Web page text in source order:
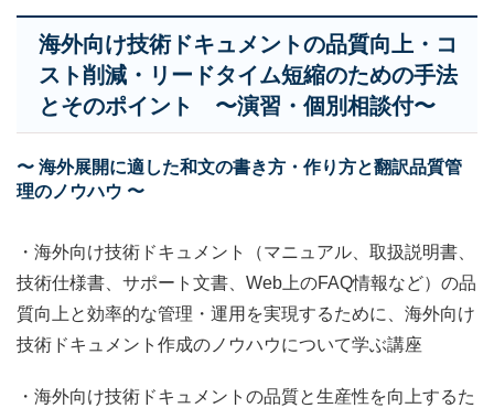
海外向け技術ドキュメントの品質向上・コ
スト削減・リードタイム短縮のための手法
とそのポイント 〜演習・個別相談付〜
〜 海外展開に適した和文の書き方・作り方と翻訳品質管
理のノウハウ 〜
・海外向け技術ドキュメント（マニュアル、取扱説明書、
技術仕様書、サポート文書、Web上のFAQ情報など）の品
質向上と効率的な管理・運用を実現するために、海外向け
技術ドキュメント作成のノウハウについて学ぶ講座
・海外向け技術ドキュメントの品質と生産性を向上するた